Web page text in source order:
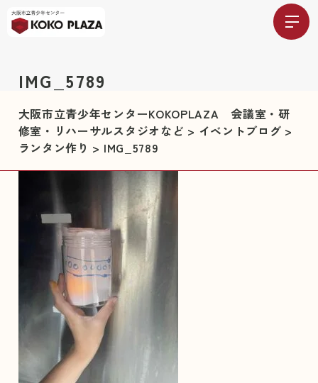
IMG_5789
大阪市立青少年センターKOKOPLAZA 会議室・研
修室・リハーサルスタジオなど > イベントブログ >
ランタン作り > IMG_5789